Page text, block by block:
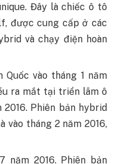
Đây là chiếc ô tô
được cung cấp ở các
và chạy điện hoàn
vào tháng 1 năm
ra mắt tại triển lãm ô
2016. Phiên bản hybrid
tháng 2 năm 2016,
năm 2016. Phiên bản